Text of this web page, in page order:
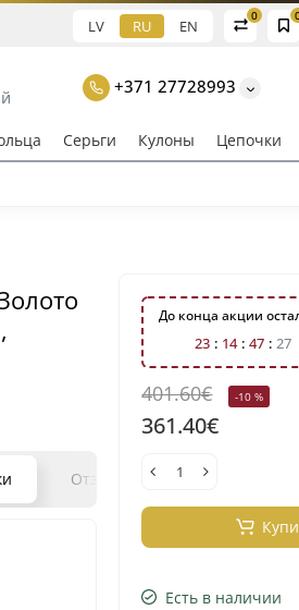
0
LV RU EN
+371 27728993
Серьги Кулоны Цепочки
Отзывы Вопрос - ответ
До конца акции
23 14 47 26
401.60€ -10 %
361.40€
Есть в наличии